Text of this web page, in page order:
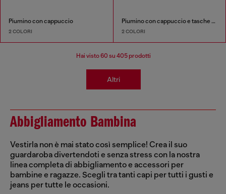
Piumino con cappuccio
2 COLORI
Piumino con cappuccio e tasche oversize
2 COLORI
Hai visto60 su 405 prodotti
Altri
Abbigliamento Bambina
Vestirla non è mai stato così semplice! Crea il suo
guardaroba divertendoti e senza stress con la nostra
linea completa di abbigliamento e accessori per
bambine e ragazze. Scegli tra tanti capi per tutti i gusti e
jeans per tutte le occasioni.